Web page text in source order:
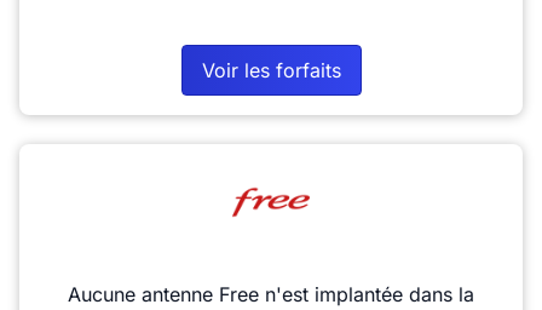
Voir les forfaits
Aucune antenne Free n'est implantée dans la